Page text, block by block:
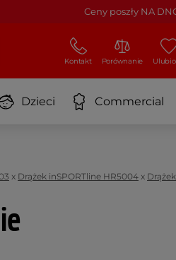
Ceny poszły NA
Kontakt Porównanie
Dzieci Commercial
x Drążek inSPORTline HR5004 x